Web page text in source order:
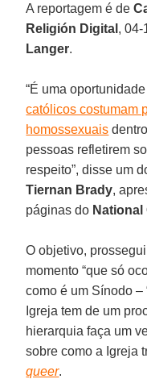
A reportagem é de
Religión Digital , 04-
Langer.
“É uma
católicos costumam
homossexuais
pessoas refletirem
respeito”, disse um
Tiernan Brady,
páginas do
O objetivo,
momento “que só
como é um Sínodo –
Igreja tem de um
hierarquia faça um
sobre como a Igreja
queer.